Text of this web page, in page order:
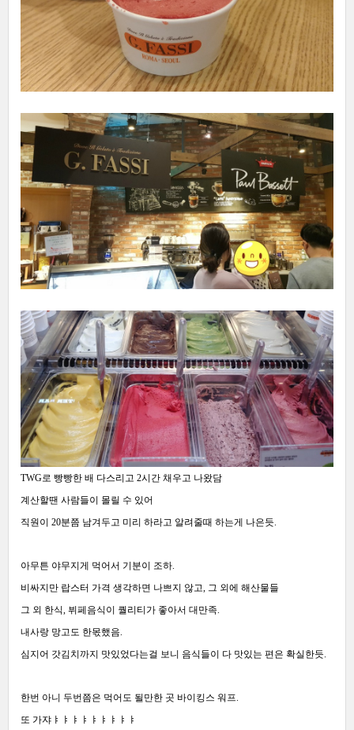
TWG로 빵빵한 배 다스리고 2시간 채우고 나왔담
계산할땐 사람들이 몰릴 수 있어
직원이 20분쯤 남겨두고 미리 하라고 알려줄때 하는게 나은듯.
아무튼 야무지게 먹어서 기분이 조하.
비싸지만 랍스터 가격 생각하면 나쁘지 않고, 그 외에 해산물들
그 외 한식, 뷔페음식이 퀄리티가 좋아서 대만족.
내사랑 망고도 한몫했음.
심지어 갓김치까지 맛있었다는걸 보니 음식들이 다 맛있는 편은 확실한듯.
한번 아니 두번쯤은 먹어도 될만한 곳 바이킹스 워프.
또 가쟈ㅑㅑㅑㅑㅑㅑㅑㅑㅑ